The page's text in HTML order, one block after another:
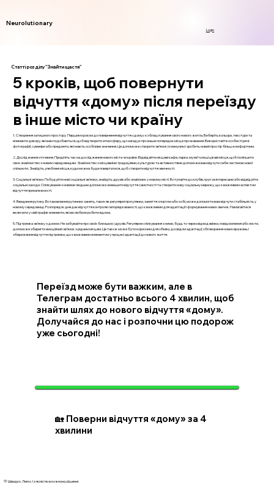
Neurolutionary
Login
Статті розділу "Знайти щастя"
5 кроків, щоб повернути
відчуття «дому» після переїзду
в інше місто чи країну
1. Створення затишного простору. Першим кроком до повернення відчуття «дому» є облаштування свого нового житла. Виберіть кольори, текстури та
елементи декору, які вам подобаються, щоб відтворити атмосферу, що нагадує про ваше попереднє місце проживання. Використайте особисті речі:
фотографії, сувеніри або предмети, які мають особливе значення. Це допоможе створити зв’язок із минулим і зробить новий простір більш комфортним.
2. Дослідження оточення. Приділіть час на дослідження нового міста чи країни. Відвідайте місцеві кафе, парки, музеї та інші цікаві місця, щоб поліпшити
своє знайомство з новим середовищем. Знайомство з місцевими традиціями, культурою та активностями допоможе вам відчути себе частиною нової
спільноти. Знайдіть улюблені місця, куди можна буде повертатися, щоб створити відчуття звичності.
3. Соціальні зв’язки. Побудуйте нові соціальні зв’язки, знайдіть друзів або знайомих у новому місті. Вступайте до клубів, груп за інтересами або відвідуйте
соціальні заходи. Спілкування з новими людьми допоможе зменшити відчуття самотності та створити нову соціальну мережу, що є важливим аспектом
відчуття приналежності.
4. Введення рутину. Встановлення рутинних занять, таких як регулярні прогулянки, заняття спортом або хобі, може допомогти вам відчути стабільність у
новому середовищі. Розпорядок дня дає відчуття контролю і впорядкованості, що є важливим для адаптації і формування нових звичок. Намагайтеся
включати у свій графік елементи, які ви любили робити вдома.
5. Підтримка зв’язку з домом. Не забувайте про своїх близьких і друзів. Регулярне спілкування з ними, будь то через відеодзвінки, повідомлення або листи,
допоможе зберегти емоційний зв’язок з рідним місцем. Це також може бути корисним для обміну досвідом адаптації, обговорення нових вражень і
збереження відчуття підтримки, що є важливим елементом у процесі адаптації до нового життя.
Переїзд може бути важким, але в
Телеграм достатньо всього 4 хвилин, щоб
знайти шлях до нового відчуття «дому».
Долучайся до нас і розпочни цю подорож
уже сьогодні!
🏡 Поверни відчуття «дому» за 4
хвилини
💛 Швидко. Легко. І з ясністю в кожному рішенні.